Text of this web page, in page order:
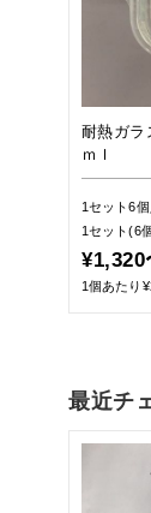
耐熱ガラ
ｍｌ
1セット6個
1セット(6
¥1,320
1個あたり
最近チ